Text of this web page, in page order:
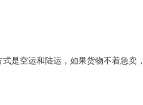
式是空运和陆运，如果货物不着急